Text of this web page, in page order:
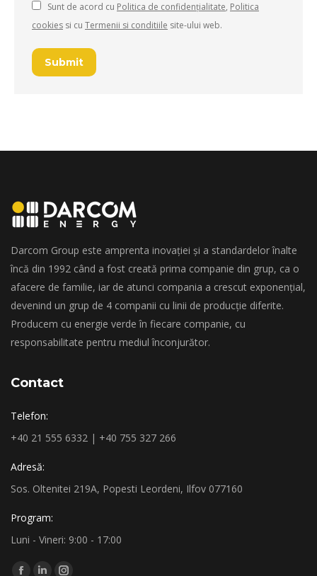
Sunt de acord cu Politica de confidențialitate, Politica
cookies si cu Termenii si conditiile site-ului web.
Submit
Darcom Group este amprenta inovației și a standardelor înalte
încă din 1992 când a fost creată prima companie din grup, ca o
afacere de familie, iar de atunci compania a crescut exponențial,
devenind un grup de 4 companii cu linii de producție diferite.
Producem cu energie verde în fiecare companie, cu
responsabilitate pentru mediul înconjurător.
Contact
Telefon:
+40 21 555 6332 | +40 755 327 266
Adresă:
Sos. Oltenitei 219A, Popesti Leordeni, Ilfov 077160
Program:
Luni - Vineri: 9:00 - 17:00
Find us on: